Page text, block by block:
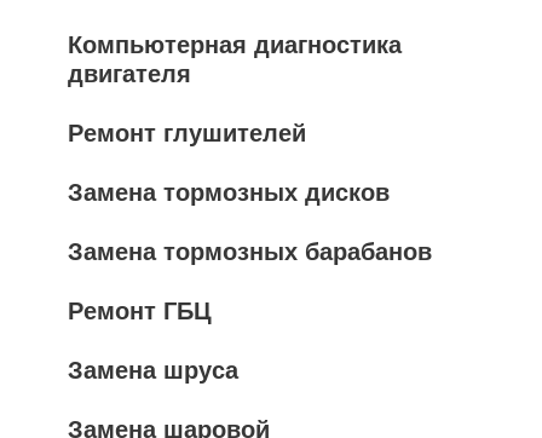
Компьютерная диагностика
двигателя
Ремонт глушителей
Замена тормозных дисков
Замена тормозных барабанов
Ремонт ГБЦ
Замена шруса
Замена шаровой